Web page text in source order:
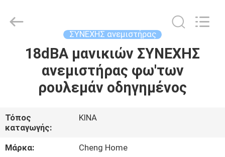
ΣΠΊΤΙ
ΠΡΟΪΌΝΤΑ
ΕΜΦΆΝΙΣΗ
VR
Co.,Ltd.
ΣΥΝΕΧΗΣ ανεμιστήρας
18dBA μανικιών ΣΥΝΕΧΗΣ
ανεμιστήρας φω'των
ρουλεμάν οδηγημένος
Τόπος
καταγωγής:
ΚΙΝΑ
Μάρκα:
Cheng Home